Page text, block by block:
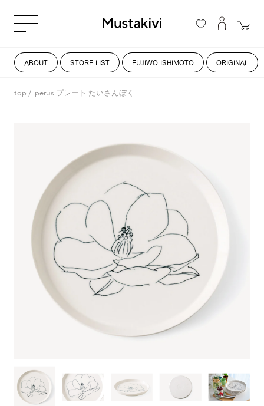
ABOUT STORE LIST FUJIWO ISHIMOTO ORIGINAL
top perus プレート たいさんぼく